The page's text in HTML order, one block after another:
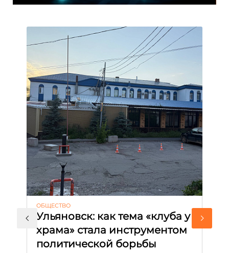
ОБЩЕСТВО
Ульяновск: как тема «клуба у
храма» стала инструментом
политической борьбы